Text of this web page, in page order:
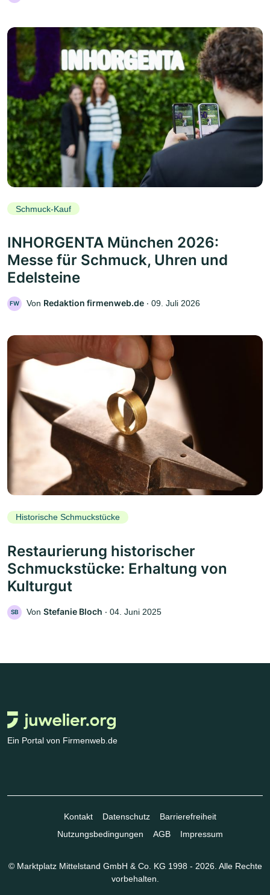
Schmuck-Kauf
INHORGENTA München 2026:
Messe für Schmuck, Uhren und
Edelsteine
FW Von Redaktion firmenweb.de ‧ 09. Juli 2026
Historische Schmuckstücke
Restaurierung historischer
Schmuckstücke: Erhaltung von
Kulturgut
SB Von Stefanie Bloch ‧ 04. Juni 2025
Ein Portal von Firmenweb.de
Kontakt Datenschutz
Barrierefreiheit
Nutzungsbedingungen
AGB Impressum
© Marktplatz Mittelstand GmbH & Co. KG 1998 - 2026. Alle Rechte
vorbehalten.